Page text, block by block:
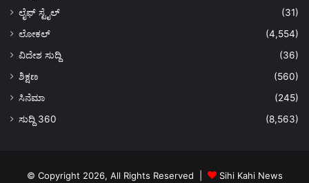
ಲೈಫ್ ಸ್ಟೈಲ್
(31)
ಲೋಕಲ್
(4,554)
ವಿದೇಶ ಸುದ್ದಿ
(36)
ಶಿಕ್ಷಣ
(560)
ಸಿನೆಮಾ
(245)
ಸುದ್ದಿ 360
(8,563)
© Copyright 2026, All Rights Reserved | Sihi Kahi News